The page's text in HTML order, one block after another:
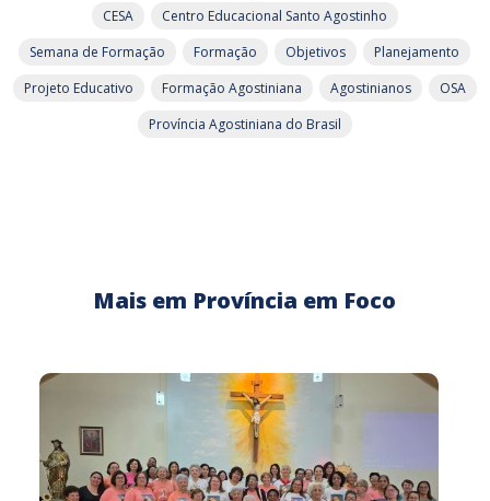
CESA
Centro Educacional Santo Agostinho
Semana de Formação
Formação Objetivos
Planejamento
Projeto Educativo
Formação Agostiniana Agostinianos
OSA
Província Agostiniana do Brasil
Mais em Província em Foco